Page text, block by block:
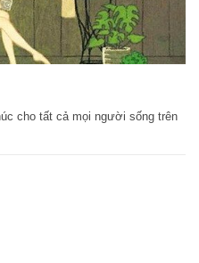
cho tất cả mọi người sống trên